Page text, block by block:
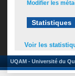
Modifier les
Statistiques
Voir les
UQAM - Université du